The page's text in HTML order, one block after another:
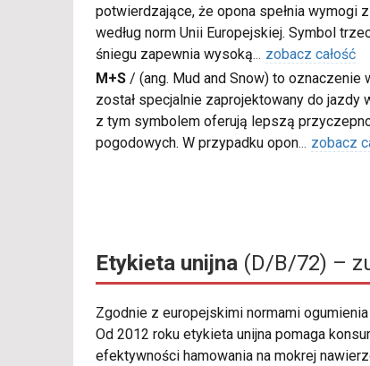
potwierdzające, że opona spełnia wymogi
według norm Unii Europejskiej. Symbol
śniegu zapewnia wysoką... zobacz całość
M+S / (ang. Mud and Snow) to
został specjalnie zaprojektowany do jazdy
z tym symbolem oferują lepszą
pogodowych. W przypadku opon... zobacz
Etykieta unijna (D/B/72) –
Zgodnie z europejskimi normami
Od 2012 roku etykieta unijna pomaga
efektywności hamowania na mokrej